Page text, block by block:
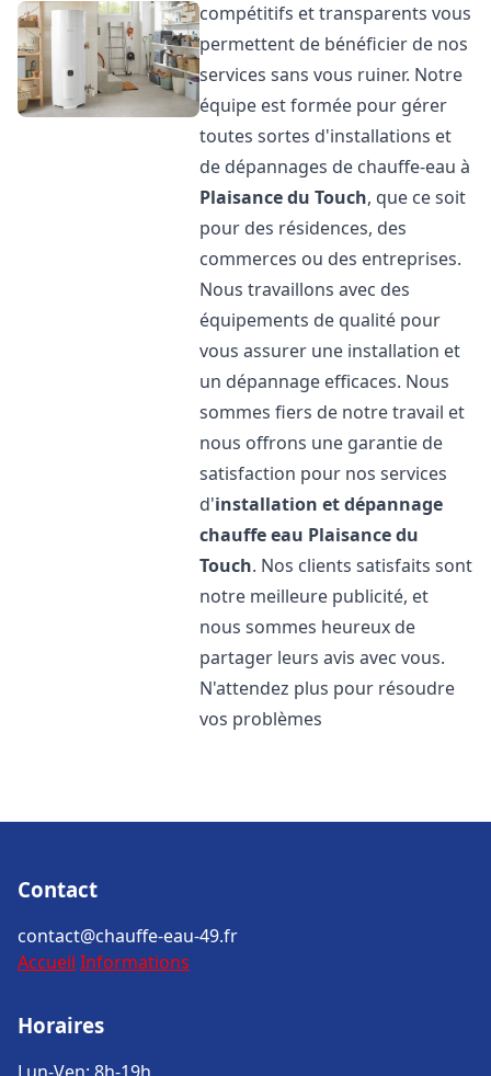
compétitifs et transparents vous
permettent de bénéficier de nos
services sans vous ruiner. Notre
équipe est formée pour gérer
toutes sortes d'installations et
de dépannages de chauffe-eau à
Plaisance du Touch, que ce soit
pour des résidences, des
commerces ou des entreprises.
Nous travaillons avec des
équipements de qualité pour
vous assurer une installation et
un dépannage efficaces. Nous
sommes fiers de notre travail et
nous offrons une garantie de
satisfaction pour nos services
d'installation et dépannage
chauffe eau Plaisance du
Touch. Nos clients satisfaits sont
notre meilleure publicité, et
nous sommes heureux de
partager leurs avis avec vous.
N'attendez plus pour résoudre
vos problèmes
Contact
contact@chauffe-eau-49.fr
Accueil Informations
Horaires